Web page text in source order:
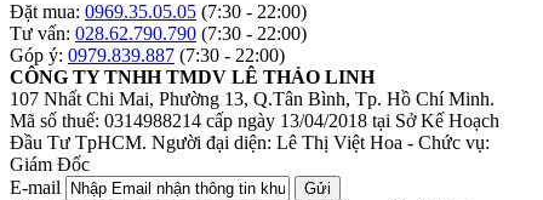
Đặt mua: 0969.35.05.05 (7:30 - 22:00)
Tư vấn: 028.62.790.790 (7:30 - 22:00)
Góp ý: 0979.839.887 (7:30 - 22:00)
CÔNG TY TNHH TMDV LÊ THẢO LINH
107 Nhất Chi Mai, Phường 13, Q.Tân Bình, Tp. Hồ Chí Minh.
Mã số thuế: 0314988214 cấp ngày 13/04/2018 tại Sở Kế Hoạch
Đầu Tư TpHCM. Người đại diện: Lê Thị Việt Hoa - Chức vụ:
Giám Đốc
E-mail
Gửi